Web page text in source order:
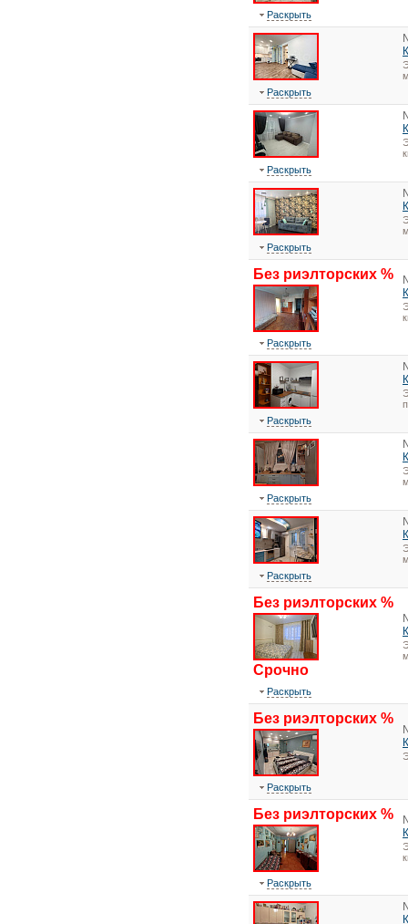
Раскрыть
Раскрыть
Раскрыть
Раскрыть
Без риэлторских %
Раскрыть
Раскрыть
Раскрыть
Раскрыть
Без риэлторских %
Срочно
Раскрыть
Без риэлторских %
Раскрыть
Без риэлторских %
Раскрыть